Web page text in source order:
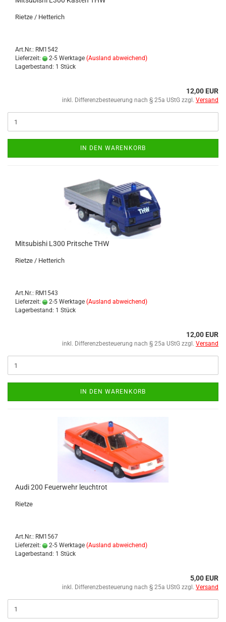
Riet­ze / Het­te­rich
Art.Nr.: RM1542
Lieferzeit:
2-5 Werktage (Ausland abweichend)
Lagerbestand: 1 Stück
12,00 EUR
inkl. Differenzbesteuerung nach § 25a UStG zzgl. Versand
IN DEN WARENKORB
Mi­tsu­bi­shi L300 Prit­sche THW
Riet­ze / Het­te­rich
Art.Nr.: RM1543
Lieferzeit:
2-5 Werktage (Ausland abweichend)
Lagerbestand: 1 Stück
12,00 EUR
inkl. Differenzbesteuerung nach § 25a UStG zzgl. Versand
IN DEN WARENKORB
Audi 200 Feu­er­wehr leuch­trot
Riet­ze
Art.Nr.: RM1567
Lieferzeit:
2-5 Werktage (Ausland abweichend)
Lagerbestand: 1 Stück
5,00 EUR
inkl. Differenzbesteuerung nach § 25a UStG zzgl. Versand